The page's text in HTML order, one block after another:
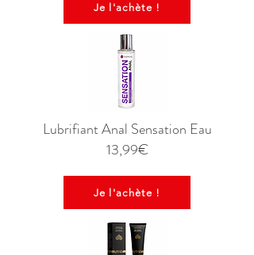
Je l'achète !
Lubrifiant Anal Sensation Eau
13,99€
Je l'achète !